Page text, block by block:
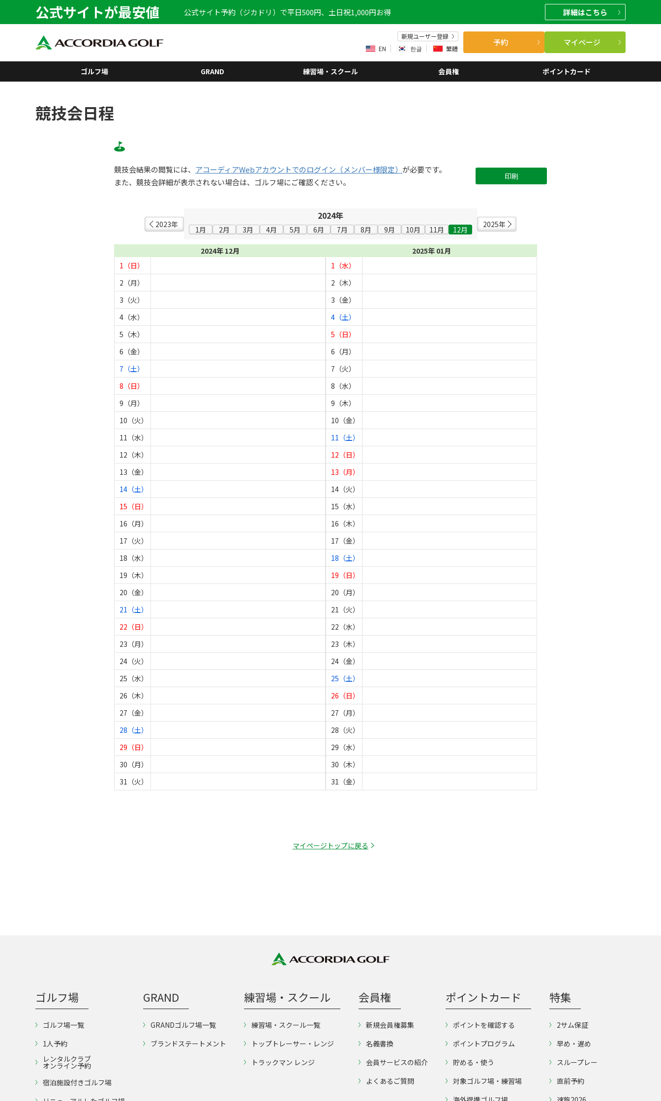
公式サイトが最安値 公式サイト予約（ジカドリ）で平日500円、土日祝1,000円お得 詳細はこちら
新規ユーザー登録
EN
한글 繁體
予約 マイページ
ゴルフ場 GRAND 練習場・スクール 会員権 ポイントカード
競技会日程
競技会結果の閲覧には、 アコーディアWebアカウントでのログイン（メンバー様限定） が必要です。
また、競技会詳細が表示されない場合は、ゴルフ場にご確認ください。
印刷
2023年
2024年
1月 2月 3月 4月 5月 6月 7月 8月 9月 10月 11月 12月
2025年
2024年 12月
1（日）
2（月）
3（火）
4（水）
5（木）
6（金）
7（土）
8（日）
9（月）
10（火）
11（水）
12（木）
13（金）
14（土）
15（日）
16（月）
17（火）
18（水）
19（木）
20（金）
21（土）
22（日）
23（月）
24（火）
25（水）
26（木）
27（金）
28（土）
29（日）
30（月）
31（火）
2025年 01月
1（水）
2（木）
3（金）
4（土）
5（日）
6（月）
7（火）
8（水）
9（木）
10（金）
11（土）
12（日）
13（月）
14（火）
15（水）
16（木）
17（金）
18（土）
19（日）
20（月）
21（火）
22（水）
23（木）
24（金）
25（土）
26（日）
27（月）
28（火）
29（水）
30（木）
31（金）
マイページトップに戻る
ゴルフ場
ゴルフ場一覧
1人予約
レンタルクラブ
オンライン予約
宿泊施設付きゴルフ場
GRAND
GRANDゴルフ場一覧
ブランドステートメント
練習場・スクール
練習場・スクール一覧
トップトレーサー・レンジ
トラックマン レンジ
会員権
新規会員権募集
名義書換
会員サービスの紹介
よくあるご質問
ポイントカード
ポイントを確認する
ポイントプログラム
貯める・使う
対象ゴルフ場・練習場
特集
2サム保証
早め・遅め
スループレー
直前予約